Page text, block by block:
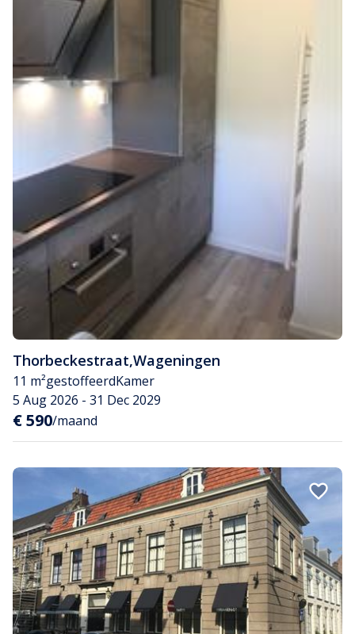
Thorbeckestraat,Wageningen
11 m²gestoffeerdKamer
5 Aug 2026 - 31 Dec 2029
€ 590/maand